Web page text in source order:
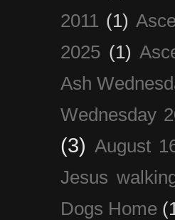
2011 (1)
2025 (1)
Ash
Wednesday
(3) August
Jesus
Dogs Home